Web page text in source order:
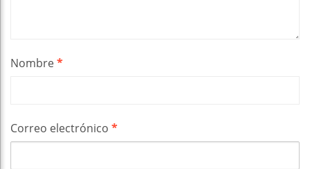
Nombre*
Correo electrónico *